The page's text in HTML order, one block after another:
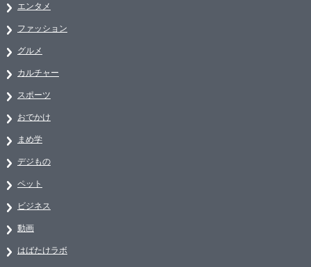
エンタメ
ファッション
グルメ
カルチャー
スポーツ
おでかけ
まめ学
デジもの
ペット
ビジネス
動画
はばたけラボ